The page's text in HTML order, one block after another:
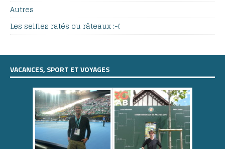
Autres
Les selfies ratés ou râteaux :-(
VACANCES, SPORT ET VOYAGES